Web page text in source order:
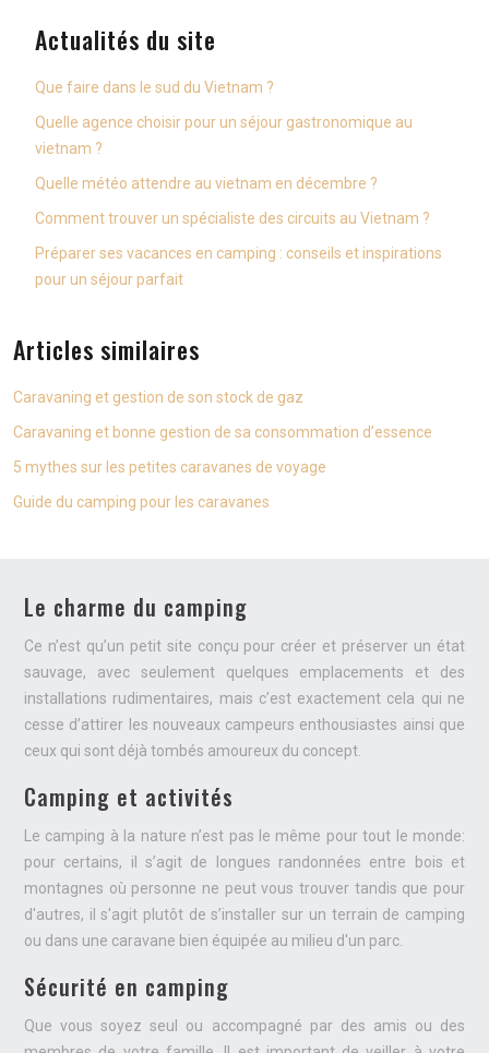
Actualités du site
Que faire dans le sud du Vietnam ?
Quelle agence choisir pour un séjour gastronomique au
vietnam ?
Quelle météo attendre au vietnam en décembre ?
Comment trouver un spécialiste des circuits au Vietnam ?
Préparer ses vacances en camping : conseils et inspirations
pour un séjour parfait
Articles similaires
Caravaning et gestion de son stock de gaz
Caravaning et bonne gestion de sa consommation d’essence
5 mythes sur les petites caravanes de voyage
Guide du camping pour les caravanes
Le charme du camping
Ce n’est qu’un petit site conçu pour créer et préserver un état
sauvage, avec seulement quelques emplacements et des
installations rudimentaires, mais c’est exactement cela qui ne
cesse d’attirer les nouveaux campeurs enthousiastes ainsi que
ceux qui sont déjà tombés amoureux du concept.
Camping et activités
Le camping à la nature n’est pas le même pour tout le monde:
pour certains, il s’agit de longues randonnées entre bois et
montagnes où personne ne peut vous trouver tandis que pour
d'autres, il s'agit plutôt de s’installer sur un terrain de camping
ou dans une caravane bien équipée au milieu d'un parc.
Sécurité en camping
Que vous soyez seul ou accompagné par des amis ou des